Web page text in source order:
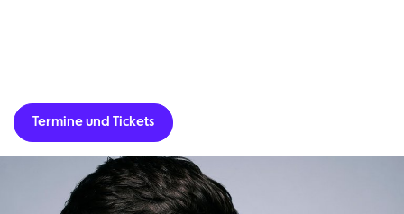
Termine und Tickets